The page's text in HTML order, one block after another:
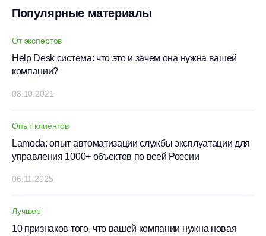
Популярные материалы
От экспертов
Help Desk система: что это и зачем она нужна вашей
компании?
08.10.2021
Опыт клиентов
Lamoda: опыт автоматизации службы эксплуатации для
управления 1000+ объектов по всей России
06.11.2025
Лучшее
10 признаков того, что вашей компании нужна новая